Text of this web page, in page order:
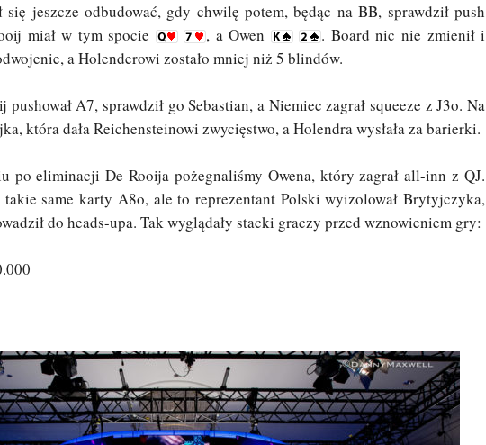
się jeszcze odbudować, gdy chwilę potem, będąc na BB, sprawdził push
miał w tym spocie
, a Owen
. Board nic nie zmienił i
a Holenderowi zostało mniej niż 5 blindów.
A7, sprawdził go Sebastian, a Niemiec zagrał squeeze z J3o. Na
która dała Reichensteinowi zwycięstwo, a Holendra wysłała za barierki.
po eliminacji De Rooija pożegnaliśmy Owena, który zagrał all-inn z QJ.
same karty A8o, ale to reprezentant Polski wyizolował Brytyjczyka,
do heads-upa. Tak wyglądały stacki graczy przed wznowieniem gry: